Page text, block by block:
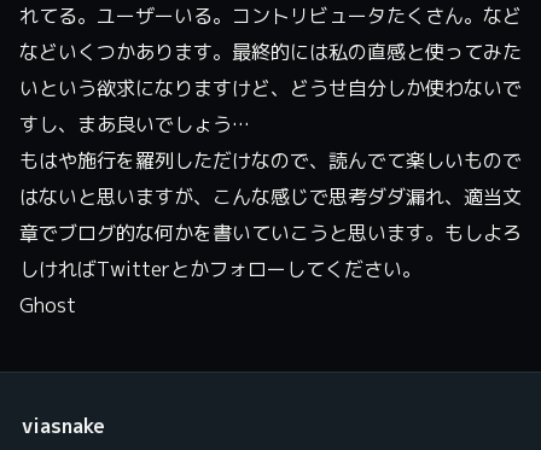
れてる。ユーザーいる。コントリビュータたくさん。など
などいくつかあります。最終的には私の直感と使ってみた
いという欲求になりますけど、どうせ自分しか使わないで
すし、まあ良いでしょう…
もはや施行を羅列しただけなので、読んでて楽しいもので
はないと思いますが、こんな感じで思考ダダ漏れ、適当文
章でブログ的な何かを書いていこうと思います。もしよろ
しければTwitterとかフォローしてください。
Ghost
viasnake